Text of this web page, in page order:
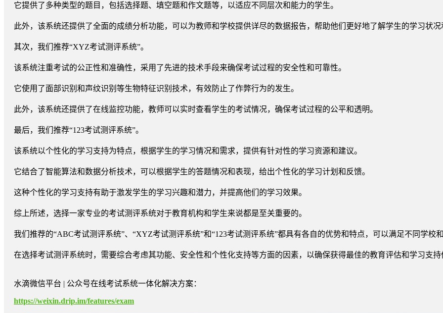
它提供了多种类型的题目，包括选择题、填空题和作文题等，以适应不同层次和能力的学生。
此外，该系统还提供了全面的成绩分析功能，可以为教师和学校提供详尽的数据报告，帮助他们更好地了解学生的学习状
其次，我们推荐“XYZ考试测评系统”。
该系统注重考试的公正性和准确性，采用了先进的技术手段来确保考试过程的安全性和可靠性。
它使用了面部识别和声纹识别等生物特征识别技术，有效防止了作弊行为的发生。
此外，该系统还提供了在线监控功能，教师可以实时查看学生的考试情况，确保考试过程的公平和透明。
最后，我们推荐“123考试测评系统”。
该系统以个性化的学习支持为特点，根据学生的学习情况和需求，提供有针对性的学习资源和建议。
它结合了智能算法和数据分析技术，可以根据学生的答题情况和表现，给出个性化的学习计划和反馈。
这种个性化的学习支持有助于激发学生的学习兴趣和潜力，并提高他们的学习效果。
综上所述，选择一家专业的考试测评系统对于教育机构和学生来说都是至关重要的。
我们推荐的“ABC考试测评系统”、“XYZ考试测评系统”和“123考试测评系统”都具有各自的优势和特点，可以满足不同学校
在选择考试测评系统时，需要综合考虑其功能、安全性和个性化支持等方面的因素，以确保获得最佳的教育评估和学习支持
水滴微信平台 | 公众号在线考试系统一体化解决方案：
https://weixin.drip.im/features/exam